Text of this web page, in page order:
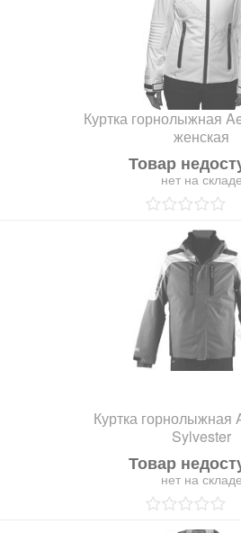
Куртка горнолыжная
женская
Товар
нет на складе
Куртка горнолыжная
Sylvester
Товар
нет на складе